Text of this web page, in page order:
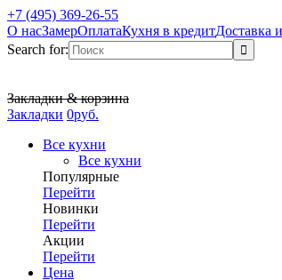
+7 (495) 369-26-55
О насЗамерОплатаКухня в кредитДоставка
Search for:
Закладки & корзина
Закладки 0руб.
Все кухни
Все кухни
Популярные
Перейти
Новинки
Перейти
Акции
Перейти
Цена